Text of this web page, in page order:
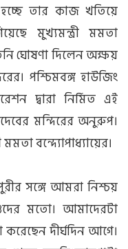
তার কাজ খতিয়ে
মুখ্যমন্ত্রী মমতা
ঘোষণা দিলেন অক্ষয়
পশ্চিমবঙ্গ হাউজিং
দ্বারা নির্মিত এই
মন্দিরের অনুরুপ।
বন্দ্যোপাধ্যায়ের।
সঙ্গে আমরা নিশ্চয়
মতো। আমাদেরটা
দীর্ঘদিন আগে।